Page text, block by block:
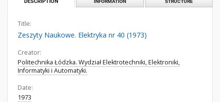
Title:
Zeszyty Naukowe. Elektryka nr 40 (1973)
Creator:
Politechnika Łódzka. Wydział Elektrotechniki, Elektroniki,
Informatyki i Automatyki.
Date:
1973